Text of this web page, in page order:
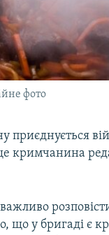
фото
приєднується
кримчанина
що у бригаді є